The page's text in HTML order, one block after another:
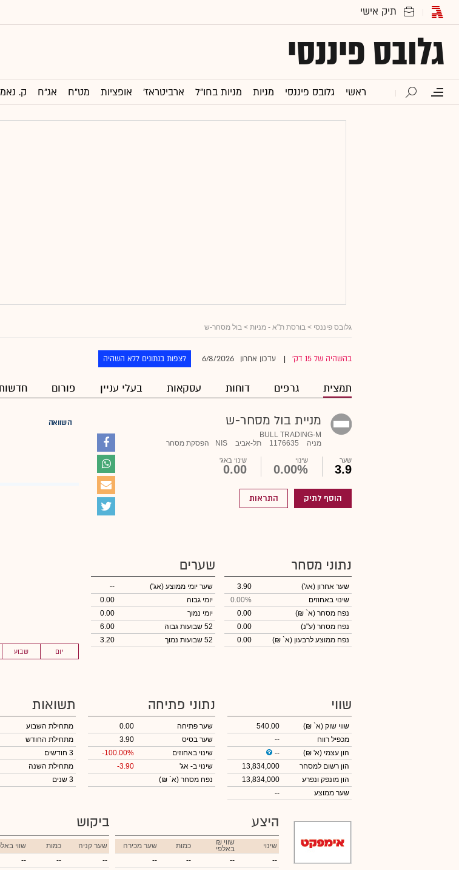
גלובס פיננסי
ראשי גלובס פיננסי מניות מניות בחו"ל ארביטראז' אופציות מט"ח אג"ח ק.
גלובס פיננסי > בורסת ת"א - מניות > בול מסחר-ש
בהשהיה של 15 דק' עדכון אחרון 6/8/2026 לצפות בנתונים ללא השהיה
תמצית גרפים דוחות עסקאות בעלי עניין פורום
מניית בול מסחר-ש
BULL TRADING-M
מניה
1176635 תל-אביב NIS הפסקת מסחר
שער
3.9
שינוי
0.00%
שינוי באג'
0.00
הוסף לתיק התראות
השוואה
יום שבוע
נתוני מסחר
שער אחרון (אג')
3.90
שינוי באחוזים
0.00%
נפח מסחר (א` ₪)
0.00
נפח מסחר (ע"נ)
0.00
נפח ממוצע לרבעון (א` ₪)
0.00
שערים
שער יומי ממוצע (אג')
--
יומי גבוה
0.00
יומי נמוך
0.00
52 שבועות גבוה
6.00
52 שבועות נמוך
3.20
שווי
שווי שוק (א` ₪)
540.00
מכפיל רווח
--
הון עצמי (א' ₪)
--
הון רשום למסחר
13,834,000
הון מונפק ונפרע
13,834,000
שער ממוצע
--
נתוני פתיחה
שער פתיחה
0.00
שער בסיס
3.90
שינוי באחוזים
-100.00%
שינוי ב- אג'
-3.90
נפח מסחר (א` ₪)
תשואות
מתחילת השבוע
מתחילת החודש
3 חודשים
מתחילת השנה
3 שנים
היצע
שינוי ₪ שווי
באלפי כמות
שער מכירה
--
--
--
--
ביקוש
שער קניה כמות ₪ שווי
--
--
--